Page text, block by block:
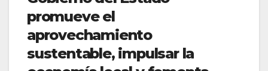
promueve el
aprovechamiento
sustentable, impulsar la